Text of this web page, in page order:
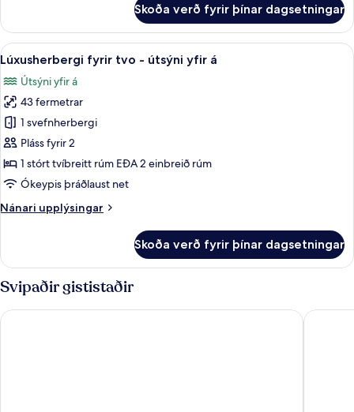
á
herbergi
með
tvíbreiðu
-
útsýni
yfir
á
Skoða verð fyrir þínar dagsetningar
Skoða
allar
myndir
fyrir
Lúxusherbergi
fyrir
tvo
-
útsýni
yfir
Lúxusherbergi fyrir tvo - útsýni yfir
4
Lúxusherbergi fyrir tvo - útsýni yfir á
Útsýni yfir á
43 fermetrar
1 svefnherbergi
Pláss fyrir 2
1 stórt tvíbreitt rúm EÐA 2 einbreið rúm
Ókeypis þráðlaust net
Nánari upplýsingar
Nánari
fyrir
-
yfir
Skoða verð fyrir þínar dagsetningar
Svipaðir gististaðir
Glenlo Abbey Hotel The